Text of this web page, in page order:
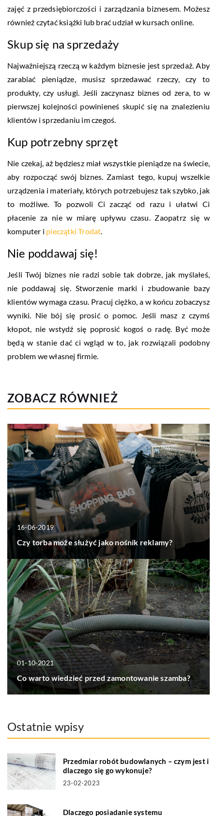
zajęć z przedsiębiorczości i zarządzania biznesem. Możesz
również czytać książki lub brać udział w kursach online.
Skup się na sprzedaży
Najważniejszą rzeczą w każdym biznesie jest sprzedaż. Aby
zarabiać pieniądze, musisz sprzedawać rzeczy, czy to
produkty, czy usługi. Jeśli zaczynasz biznes od zera, to w
pierwszej kolejności powinieneś skupić się na znalezieniu
klientów i sprzedaniu im czegoś.
Kup potrzebny sprzęt
Nie czekaj, aż będziesz miał wszystkie pieniądze na świecie,
aby rozpocząć swój biznes. Zamiast tego, kupuj wszelkie
urządzenia i materiały, których potrzebujesz tak szybko, jak
to możliwe. To pozwoli Ci zacząć od razu i ułatwi Ci
płacenie za nie w miarę upływu czasu. Zaopatrz się w
komputer i pieczątki Trodat
Nie poddawaj się!
Jeśli Twój biznes nie radzi sobie tak dobrze, jak myślałeś,
nie poddawaj się. Stworzenie marki i zbudowanie bazy
klientów wymaga czasu. Pracuj ciężko, a w końcu zobaczysz
wyniki. Nie bój się prosić o pomoc. Jeśli masz z czymś
kłopot, nie wstydź się poprosić kogoś o radę. Być może
będą w stanie dać ci wgląd w to, jak rozwiązali podobny
problem we własnej firmie.
ZOBACZ RÓWNIEŻ
16-06-2019
Czy torba może służyć jako nośnik reklamy?
01-10-2021
Co warto wiedzieć przed zamontowanie szamba?
Ostatnie wpisy
Przedmiar robót budowlanych – czym jest i
dlaczego się go wykonuje?
23-02-2023
Dlaczego posiadanie systemu